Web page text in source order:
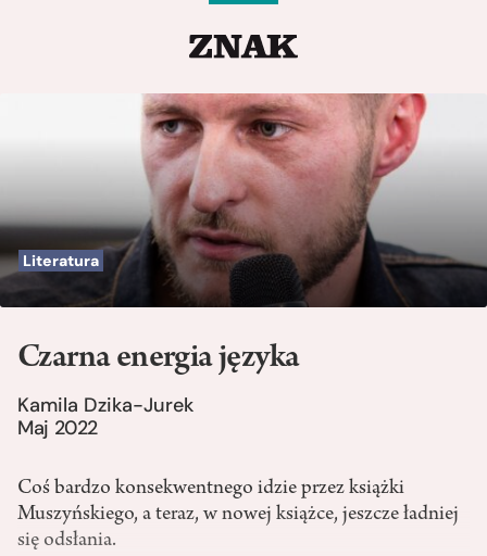
Literatura
Czarna energia języka
Kamila Dzika-Jurek
Maj 2022
Coś bardzo konsekwentnego idzie przez książki
Muszyńskiego, a teraz, w nowej książce, jeszcze ładniej
się odsłania.